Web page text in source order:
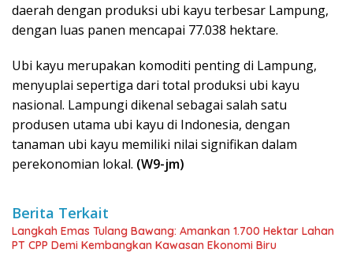
daerah dengan produksi ubi kayu terbesar Lampung,
dengan luas panen mencapai 77.038 hektare.
Ubi kayu merupakan komoditi penting di Lampung,
menyuplai sepertiga dari total produksi ubi kayu
nasional. Lampungi dikenal sebagai salah satu
produsen utama ubi kayu di Indonesia, dengan
tanaman ubi kayu memiliki nilai signifikan dalam
perekonomian lokal. (W9-jm)
Berita Terkait
Langkah Emas Tulang Bawang: Amankan 1.700 Hektar Lahan
PT CPP Demi Kembangkan Kawasan Ekonomi Biru